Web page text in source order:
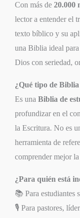
Con más de 20.000
lector a entender el
texto bíblico y su
una Biblia ideal
Dios con seriedad,
¿Qué tipo de Biblia
Es una Biblia de
profundizar en el
la Escritura. No es
herramienta de
comprender mejor
¿Para quién está
📚 Para estudiantes
🎙️ Para pastores,